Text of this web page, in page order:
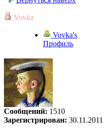
Vovka
Vovka's
Профиль
Сообщений: 1510
Зарегистрирован: 30.11.2011